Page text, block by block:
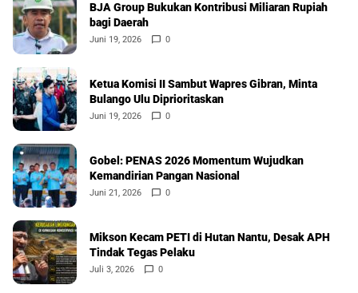
BJA Group Bukukan Kontribusi Miliaran Rupiah
bagi Daerah
Juni 19, 2026 0
Ketua Komisi II Sambut Wapres Gibran, Minta
Bulango Ulu Diprioritaskan
Juni 19, 2026 0
Gobel: PENAS 2026 Momentum Wujudkan
Kemandirian Pangan Nasional
Juni 21, 2026 0
Mikson Kecam PETI di Hutan Nantu, Desak APH
Tindak Tegas Pelaku
Juli 3, 2026 0